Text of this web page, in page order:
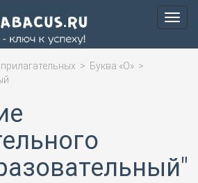
Меню
> Буква «О» >